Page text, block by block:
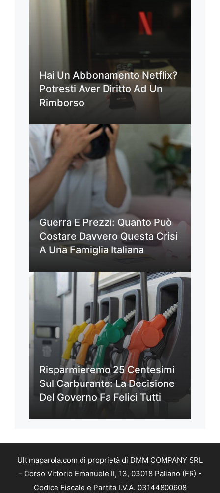
Hai Un Abbonamento Netflix?
Potresti Aver Diritto Ad Un
Rimborso
Guerra E Prezzi: Quanto Può
Costare Davvero Questa Crisi
A Una Famiglia Italiana
Risparmieremo 25 Centesimi
Sul Carburante: La Decisione
Del Governo Fa Felici Tutti
Ultimaparola.com di proprietà di DMM COMPANY SRL
- Corso Vittorio Emanuele II, 13, 03018 Paliano (FR) -
Codice Fiscale e Partita I.V.A. 03144800608